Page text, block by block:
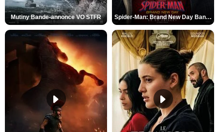
Mutiny Bande-annonce VO STFR Spider-Man: Brand New Day Bande-annonce VO STFR